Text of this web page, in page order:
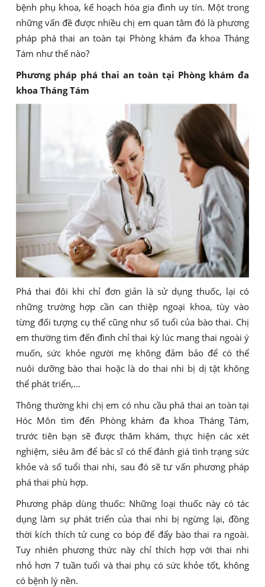
bệnh phụ khoa, kế hoạch hóa gia đình uy tín. Một trong
những vấn đề được nhiều chị em quan tâm đó là phương
pháp phá thai an toàn tại Phòng khám đa khoa Tháng
Tám như thế nào?
Phương pháp phá thai an toàn tại Phòng khám đa
khoa Tháng Tám
Phá thai đôi khi chỉ đơn giản là sử dụng thuốc, lại có
những trường hợp cần can thiệp ngoại khoa, tùy vào
từng đối tượng cụ thể cũng như số tuổi của bào thai. Chị
em thường tìm đến đình chỉ thai kỳ lúc mang thai ngoài ý
muốn, sức khỏe người mẹ không đảm bảo để có thể
nuôi dưỡng bào thai hoặc là do thai nhi bị dị tật không
thể phát triển,...
Thông thường khi chị em có nhu cầu phá thai an toàn tại
Hóc Môn tìm đến Phòng khám đa khoa Tháng Tám,
trước tiên bạn sẽ được thăm khám, thực hiện các xét
nghiệm, siêu âm để bác sĩ có thể đánh giá tình trạng sức
khỏe và số tuổi thai nhi, sau đó sẽ tư vấn phương pháp
phá thai phù hợp.
Phương pháp dùng thuốc: Những loại thuốc này có tác
dụng làm sự phát triển của thai nhi bị ngừng lại, đồng
thời kích thích tử cung co bóp để đẩy bào thai ra ngoài.
Tuy nhiên phương thức này chỉ thích hợp với thai nhi
nhỏ hơn 7 tuần tuổi và thai phụ có sức khỏe tốt, không
có bệnh lý nền.